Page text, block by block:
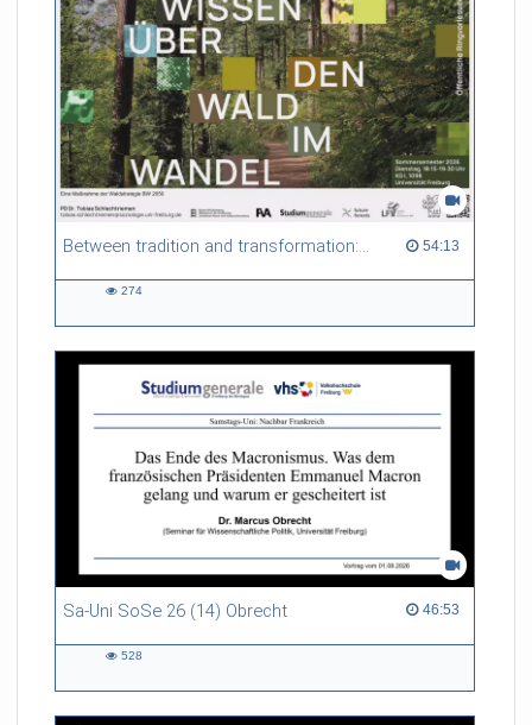
Nutzen und den Risiken nach, die mit den alten, vertrauten
Waldgeschichten einhergehen.
Referent/in:
Prof. Dr. Ulrich
Schraml (Direktor FVA Freiburg)
Between tradition and transformation: how owners, advisers and institutions co-create knowledge for resilient forests in Europe 54:13
54:13 duration
274
Sa-Uni SoSe 26 (14) Obrecht 46:53
46:53 duration
528